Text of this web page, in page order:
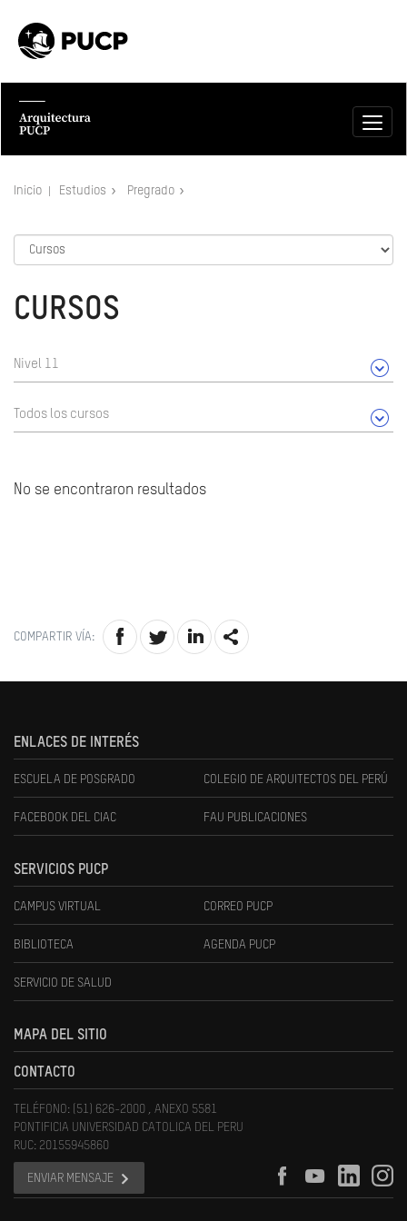
Inicio Estudios Pregrado
CURSOS
Nivel 11
Todos los cursos
No se encontraron resultados
COMPARTIR VÍA:
ENLACES DE INTERÉS
ESCUELA DE POSGRADO COLEGIO DE ARQUITECTOS DEL PERÚ
FACEBOOK DEL CIAC FAU PUBLICACIONES
SERVICIOS PUCP
CAMPUS VIRTUAL CORREO PUCP
BIBLIOTECA AGENDA PUCP
SERVICIO DE SALUD
MAPA DEL SITIO
CONTACTO
TELÉFONO: (51) 626-2000 , ANEXO 5581
PONTIFICIA UNIVERSIDAD CATOLICA DEL PERU
RUC: 20155945860
ENVIAR MENSAJE